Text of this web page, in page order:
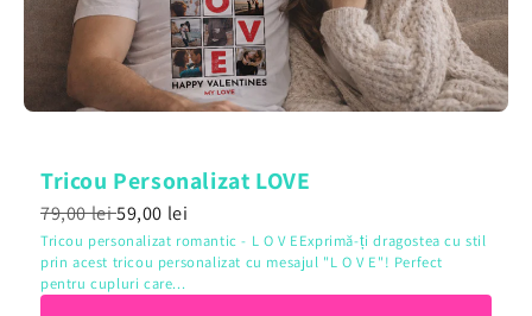
Tricou Personalizat LOVE
79,00 lei59,00 lei
Tricou personalizat romantic - L O V EExprimă-ți dragostea cu stil
prin acest tricou personalizat cu mesajul "L O V E"! Perfect
pentru cupluri care...